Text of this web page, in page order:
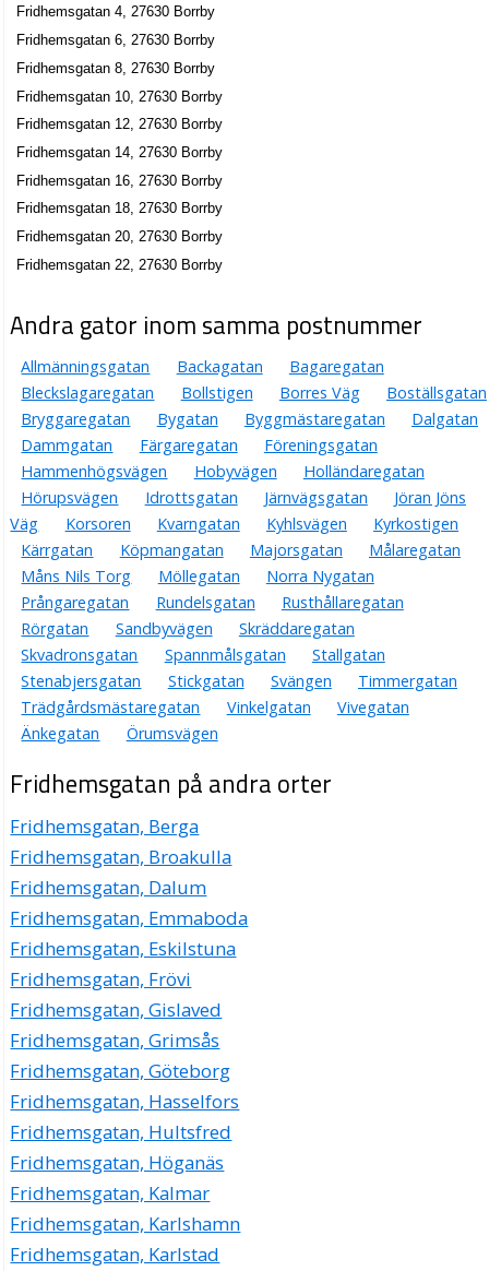
Fridhemsgatan 4, 27630 Borrby
Fridhemsgatan 6, 27630 Borrby
Fridhemsgatan 8, 27630 Borrby
Fridhemsgatan 10, 27630 Borrby
Fridhemsgatan 12, 27630 Borrby
Fridhemsgatan 14, 27630 Borrby
Fridhemsgatan 16, 27630 Borrby
Fridhemsgatan 18, 27630 Borrby
Fridhemsgatan 20, 27630 Borrby
Fridhemsgatan 22, 27630 Borrby
Andra gator inom samma postnummer
Allmänningsgatan Backagatan
Bagaregatan
Bleckslagaregatan
Bollstigen Borres Väg
Boställsgatan
Bryggaregatan
Bygatan Byggmästaregatan
Dalgatan
Dammgatan
Färgaregatan
Föreningsgatan
Hammenhögsvägen
Hobyvägen
Holländaregatan
Hörupsvägen
Idrottsgatan Järnvägsgatan
Jöran Jöns
Väg
Korsoren Kvarngatan Kyhlsvägen
Kyrkostigen
Kärrgatan
Köpmangatan Majorsgatan
Målaregatan
Måns Nils Torg
Möllegatan
Norra Nygatan
Prångaregatan
Rundelsgatan
Rusthållaregatan
Rörgatan
Sandbyvägen
Skräddaregatan
Skvadronsgatan
Spannmålsgatan
Stallgatan
Stenabjersgatan
Stickgatan Svängen
Timmergatan
Trädgårdsmästaregatan
Vinkelgatan
Vivegatan
Änkegatan
Örumsvägen
Fridhemsgatan på andra orter
Fridhemsgatan, Berga
Fridhemsgatan, Broakulla
Fridhemsgatan, Dalum
Fridhemsgatan, Emmaboda
Fridhemsgatan, Eskilstuna
Fridhemsgatan, Frövi
Fridhemsgatan, Gislaved
Fridhemsgatan, Grimsås
Fridhemsgatan, Göteborg
Fridhemsgatan, Hasselfors
Fridhemsgatan, Hultsfred
Fridhemsgatan, Höganäs
Fridhemsgatan, Kalmar
Fridhemsgatan, Karlshamn
Fridhemsgatan, Karlstad